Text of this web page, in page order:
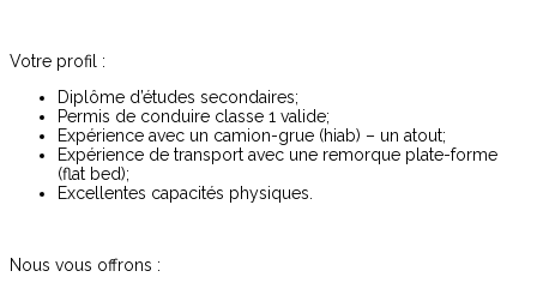
Votre profil :
Diplôme d’études secondaires;
Permis de conduire classe 1 valide;
Expérience avec un camion-grue (hiab) – un atout;
Expérience de transport avec une remorque plate-forme
(flat bed);
Excellentes capacités physiques.
Nous vous offrons :